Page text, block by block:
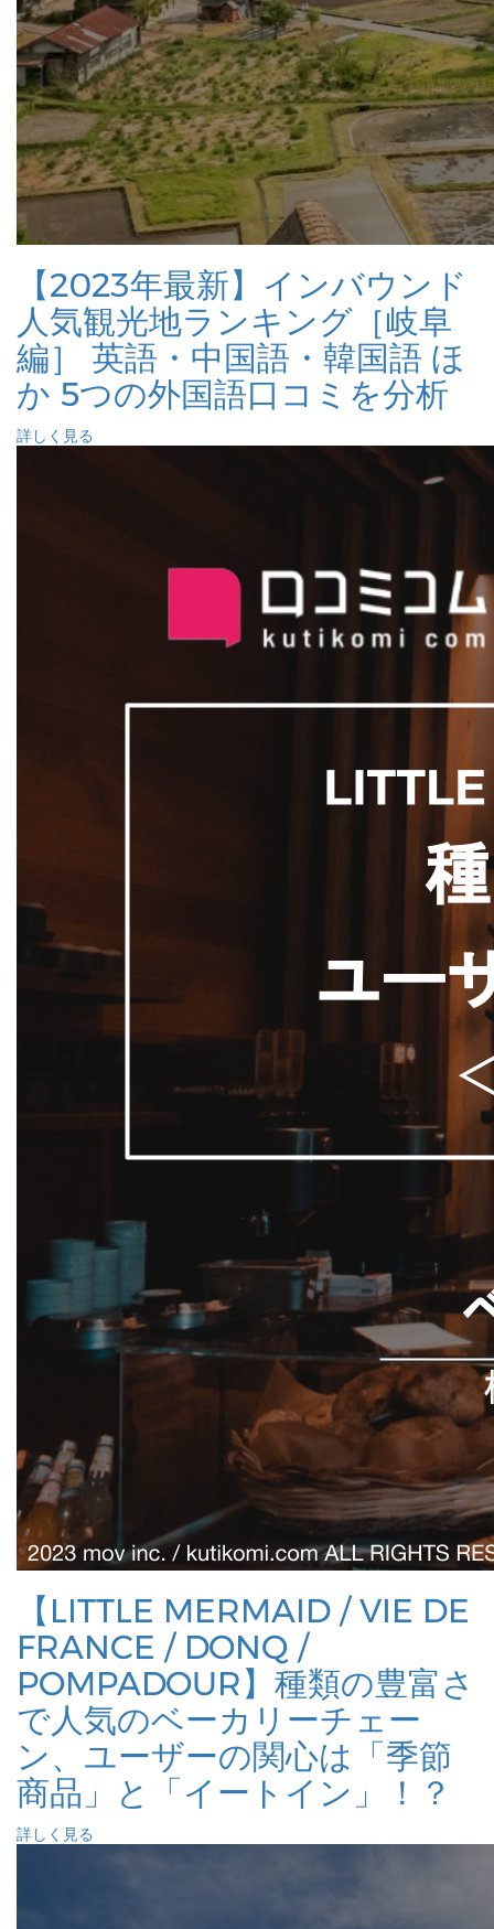
【2023年最新】インバウンド
人気観光地ランキング［岐阜
編］ 英語・中国語・韓国語 ほ
か 5つの外国語口コミを分析
詳しく見る
【LITTLE MERMAID / VIE DE
FRANCE / DONQ /
POMPADOUR】種類の豊富さ
で人気のベーカリーチェー
ン、ユーザーの関心は「季節
商品」と「イートイン」！？
詳しく見る